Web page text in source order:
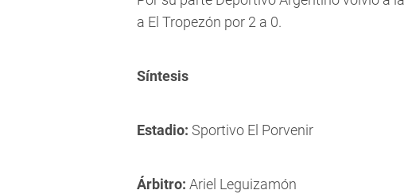
a El Tropezón por 2 a 0.
Síntesis
Estadio: Sportivo El Porvenir
Árbitro: Ariel Leguizamón